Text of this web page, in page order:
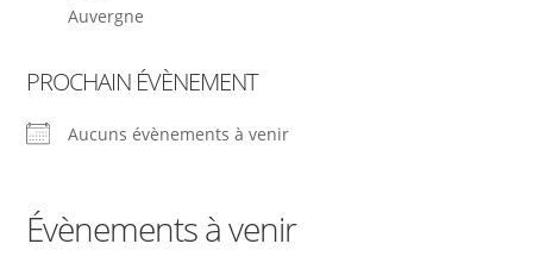
Auvergne
PROCHAIN ÉVÈNEMENT
Aucuns évènements à venir
Évènements à venir